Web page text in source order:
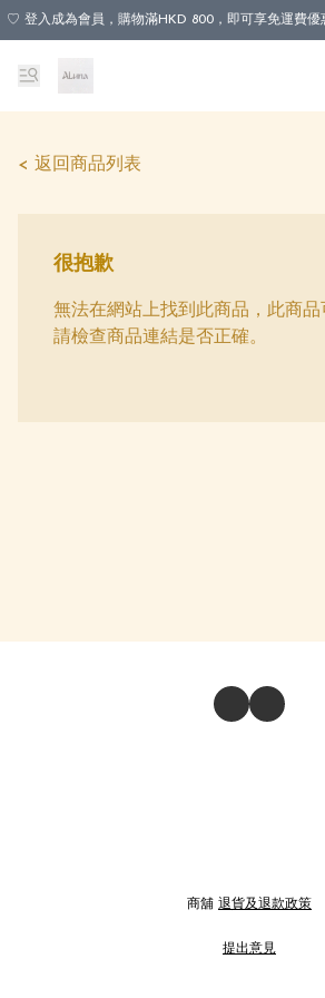
♡ 登入成為會員，購物滿HKD 800，即可享免運費
< 返回商品列表
很抱歉
無法在網站上找到此商品，此商品
請檢查商品連結是否正確。
商舖 退貨及退款政策
提出意見